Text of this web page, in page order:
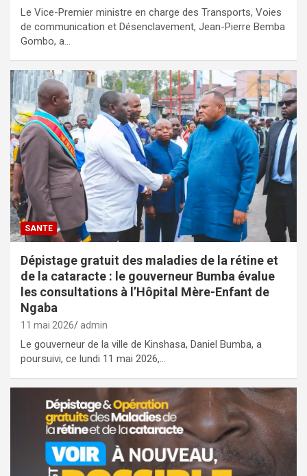
Le Vice-Premier ministre en charge des Transports, Voies
de communication et Désenclavement, Jean-Pierre Bemba
Gombo, a…
SANTE
Dépistage gratuit des maladies de la rétine et
de la cataracte : le gouverneur Bumba évalue
les consultations à l’Hôpital Mère-Enfant de
Ngaba
11 mai 2026 admin
Le gouverneur de la ville de Kinshasa, Daniel Bumba, a
poursuivi, ce lundi 11 mai 2026,…